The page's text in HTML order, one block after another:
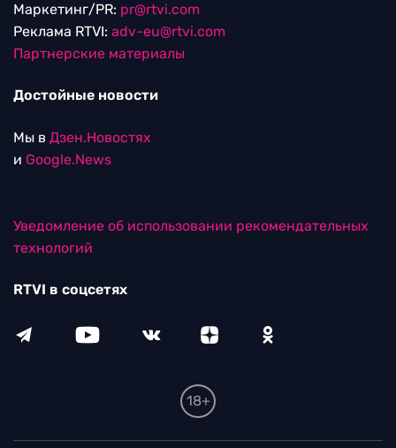
Маркетинг/PR: pr@rtvi.com
Реклама RTVI: adv-eu@rtvi.com
Партнерские материалы
Достойные новости
Мы в Дзен.Новостях
и Google.News
Уведомление об использовании рекомендательных
технологий
RTVI в соцсетях
18+